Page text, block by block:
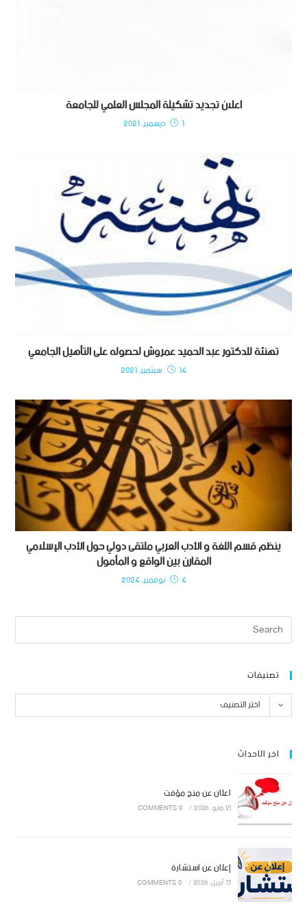
اعلان تجديد تشكيلة المجلس العلمي للجامعة
1 ديسمبر، 2021
تهنئة للدكتور عبد الحميد عمروش لحصوله على التأهيل الجامعي
14 سبتمبر، 2021
ينظم قسم اللغة و الأدب العربي ملتقى دولي حول الأدب الإسلامي
المقارن بين الواقع و المأمول
4 نوفمبر، 2024
تصنيفات
اختر التصنيف
اخر الاحداث
اعلان عن منح مؤقت
21 مايو، 2026 /
0 COMMENTS
إعلان عن استشارة
13 أبريل، 2026 /
0 COMMENTS